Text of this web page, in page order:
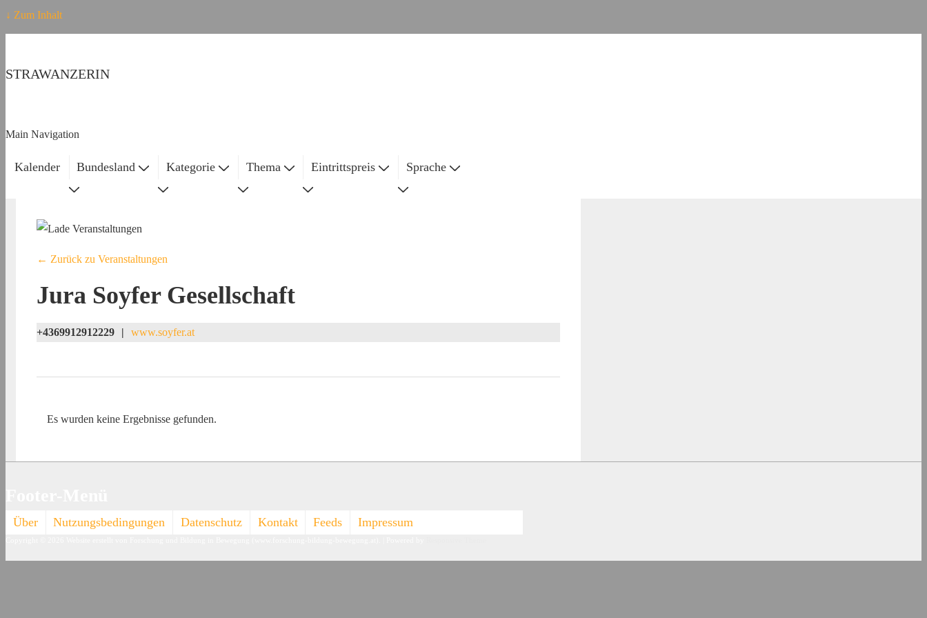
↓ Zum Inhalt
STRAWANZERIN
Main Navigation
Kalender Bundesland Kategorie Thema Eintrittspreis Sprache
← Zurück zu Veranstaltungen
Jura Soyfer Gesellschaft
+4369912912229 | www.soyfer.at
Es wurden keine Ergebnisse gefunden.
Über Nutzungsbedingungen Datenschutz Kontakt Feeds Impressum